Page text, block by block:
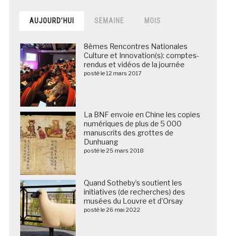
AUJOURD’HUI SEMAINE MOIS
8èmes Rencontres Nationales
Culture et Innovation(s): comptes-
rendus et vidéos de la journée
posté le 12 mars 2017
La BNF envoie en Chine les copies
numériques de plus de 5 000
manuscrits des grottes de
Dunhuang
posté le 25 mars 2018
Quand Sotheby’s soutient les
initiatives (de recherches) des
musées du Louvre et d’Orsay
posté le 26 mai 2022